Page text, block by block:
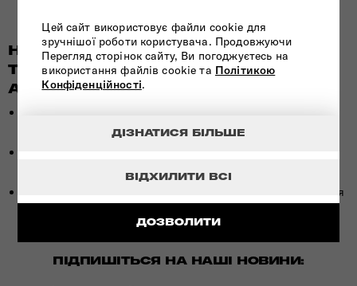
Цей сайт використовує файли cookie для
зручнішої роботи користувача. Продовжуючи
Перегляд сторінок сайту, Ви погоджуєтесь на
використання файлів cookie та Політикою
Конфіденційності.
ДОЗВОЛИТИ
ВІДХИЛИТИ ВСІ
ДІЗНАТИСЯ БІЛЬШЕ
НАЙПОШИРЕНІШІ ПИТАННЯ ПРО
ТОВАРИ КАТЕГОРІЇ "ІНШІ ДОРОЖНІ
АКСЕСУАРИ: НЕРЖАВІЮЧА СТАЛЬ"
Які інші дорожні аксесуари: нержавіюча сталь відносяться
ПІДПИШІТЬСЯ НА НАШІ НОВИНИ: